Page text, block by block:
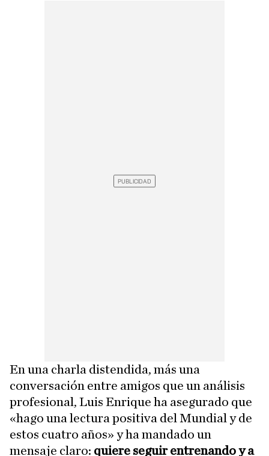
En una charla distendida, más una
conversación entre amigos que un análisis
profesional, Luis Enrique ha asegurado que
«hago una lectura positiva del Mundial y de
estos cuatro años» y ha mandado un
mensaje claro: quiere seguir entrenando y a